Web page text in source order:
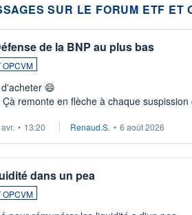
SUR LE FORUM ETF ET
de la BNP au plus bas
OPCVM
😄​
remonte en flèche à chaque
• 13:20 Renaud.S. • 6 août 2026
dans un pea
OPCVM